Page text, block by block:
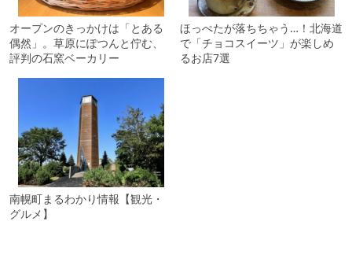
オープンのきっかけは「とある
偶然」。草原にぽつんと佇む、
評判の石窯ベーカリー
ほっぺたが落ちちゃう…！北海道
で「チョコスイーツ」が楽しめ
るお店7選
南幌町まるわかり情報【観光・
グルメ】